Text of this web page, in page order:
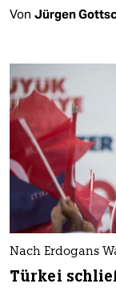
Von Jürgen
Nach Erdogans
Türkei